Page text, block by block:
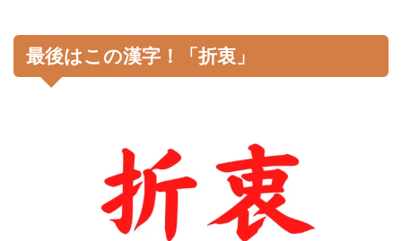
最後はこの漢字！「折衷」